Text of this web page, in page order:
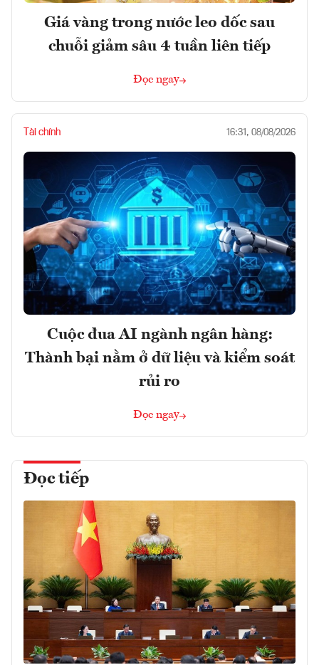
Giá vàng trong nước leo dốc sau
chuỗi giảm sâu 4 tuần liên tiếp
Đọc ngay
Tài chính 16:31, 08/08/2026
Cuộc đua AI ngành ngân hàng:
Thành bại nằm ở dữ liệu và kiểm soát
rủi ro
Đọc ngay
Đọc tiếp